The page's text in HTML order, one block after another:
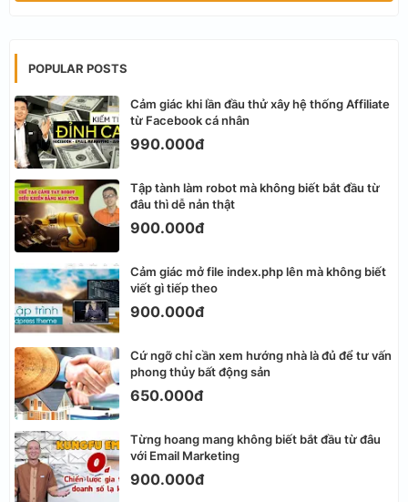
POPULAR POSTS
Cảm giác khi lần đầu thử xây hệ thống Affiliate
từ Facebook cá nhân
990.000đ
Tập tành làm robot mà không biết bắt đầu từ
đâu thì dễ nản thật
900.000đ
Cảm giác mở file index.php lên mà không biết
viết gì tiếp theo
900.000đ
Cứ ngỡ chỉ cần xem hướng nhà là đủ để tư vấn
phong thủy bất động sản
650.000đ
Từng hoang mang không biết bắt đầu từ đâu
với Email Marketing
900.000đ